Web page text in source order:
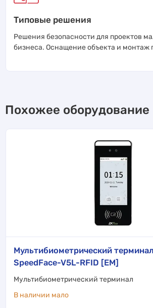
Типовые решения
Решения безопасности для проектов
бизнеса. Оснащение объекта и монтаж
Похожее оборудование
Мультибиометрический
SpeedFace-V5L-RFID [EM]
Мультибиометрический терминал
В наличии мало